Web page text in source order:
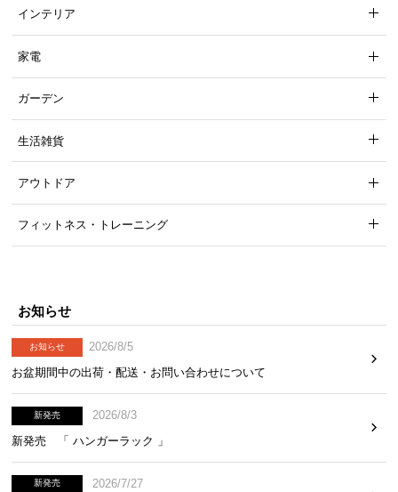
インテリア
家電
ガーデン
生活雑貨
アウトドア
フィットネス・トレーニング
お知らせ
お知らせ
2026/8/5
お盆期間中の出荷・配送・お問い合わせについて
新発売
2026/8/3
新発売 「 ハンガーラック 」
新発売
2026/7/27